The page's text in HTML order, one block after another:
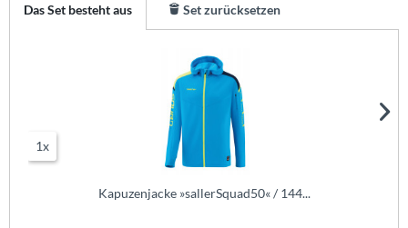
Das Set besteht aus Set zurücksetzen
1x
Kapuzenjacke »sallerSquad50« / 144...